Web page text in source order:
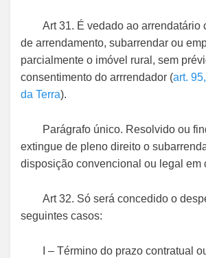
Art 31. É vedado ao arrendatário
de arrendamento, subarrendar ou
parcialmente o imóvel rural, sem
consentimento do arrrendador (art.
da Terra).
Parágrafo único. Resolvido ou
extingue de pleno direito o
disposição convencional ou legal em
Art 32. Só será concedido o
seguintes casos:
I – Término do prazo contratual